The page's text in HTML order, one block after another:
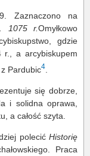
Zaznaczono na
1075 r.Omyłkowo
gdzie
r., a arcybiskupem
z Pardubic4
się dobrze,
i solidna oprawa,
a całość szyta.
polecić Historię
Praca